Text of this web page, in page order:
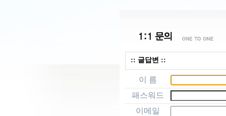
:: 글답변 ::
이 름
패스워드
이메일